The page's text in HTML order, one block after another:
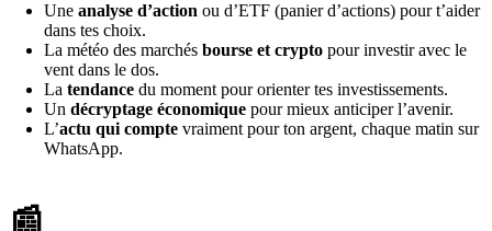
Une analyse d’action ou d’ETF (panier d’actions) pour t’aider
dans tes choix.
La météo des marchés bourse et crypto pour investir avec le
vent dans le dos.
La tendance du moment pour orienter tes investissements.
Un décryptage économique pour mieux anticiper l’avenir.
L’actu qui compte vraiment pour ton argent, chaque matin sur
WhatsApp.
📰